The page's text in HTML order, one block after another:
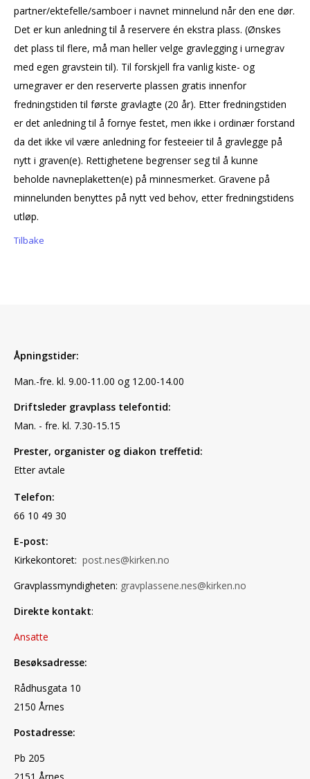
partner/ektefelle/samboer i navnet minnelund når den ene dør.
Det er kun anledning til å reservere én ekstra plass. (Ønskes
det plass til flere, må man heller velge gravlegging i urnegrav
med egen gravstein til). Til forskjell fra vanlig kiste- og
urnegraver er den reserverte plassen gratis innenfor
fredningstiden til første gravlagte (20 år). Etter fredningstiden
er det anledning til å fornye festet, men ikke i ordinær forstand
da det ikke vil være anledning for festeeier til å gravlegge på
nytt i graven(e). Rettighetene begrenser seg til å kunne
beholde navneplaketten(e) på minnesmerket. Gravene på
minnelunden benyttes på nytt ved behov, etter fredningstidens
utløp.
Tilbake
Åpningstider:
Man.-fre. kl. 9.00-11.00 og 12.00-14.00
Driftsleder gravplass telefontid:
Man. - fre. kl. 7.30-15.15
Prester, organister og diakon treffetid:
Etter avtale
Telefon:
66 10 49 30
E-post:
Kirkekontoret: post.nes@kirken.no
Gravplassmyndigheten: gravplassene.nes@kirken.no
Direkte kontakt:
Ansatte
Besøksadresse:
Rådhusgata 10
2150 Årnes
Postadresse:
Pb 205
2151 Årnes